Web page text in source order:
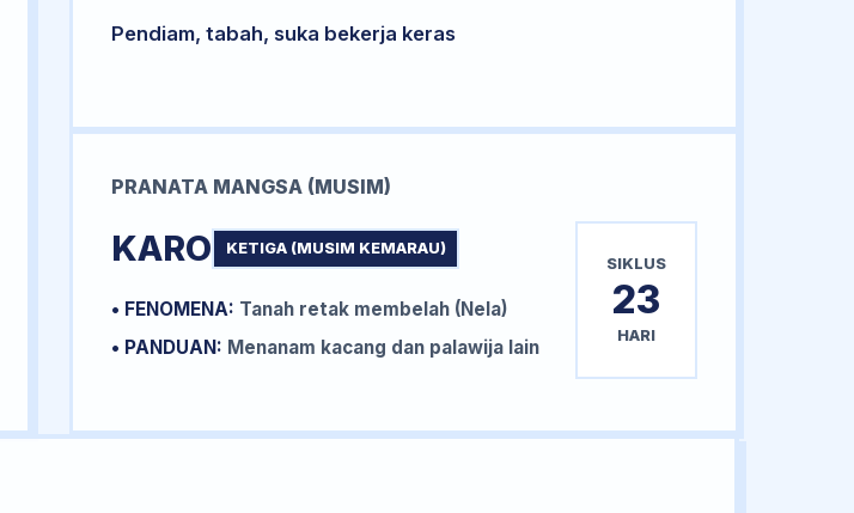
Pendiam, tabah, suka bekerja keras
PRANATA MANGSA (MUSIM)
KARO KETIGA (MUSIM KEMARAU)
• FENOMENA: Tanah retak membelah (Nela)
• PANDUAN: Menanam kacang dan palawija lain
SIKLUS
23
HARI